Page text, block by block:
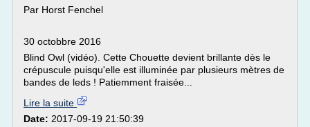
Par Horst Fenchel
30 octobbre 2016
Blind Owl (vidéo). Cette Chouette devient brillante dès le
crépuscule puisqu'elle est illuminée par plusieurs mètres de
bandes de leds ! Patiemment fraisée...
Lire la suite
Date: 2017-09-19 21:50:39